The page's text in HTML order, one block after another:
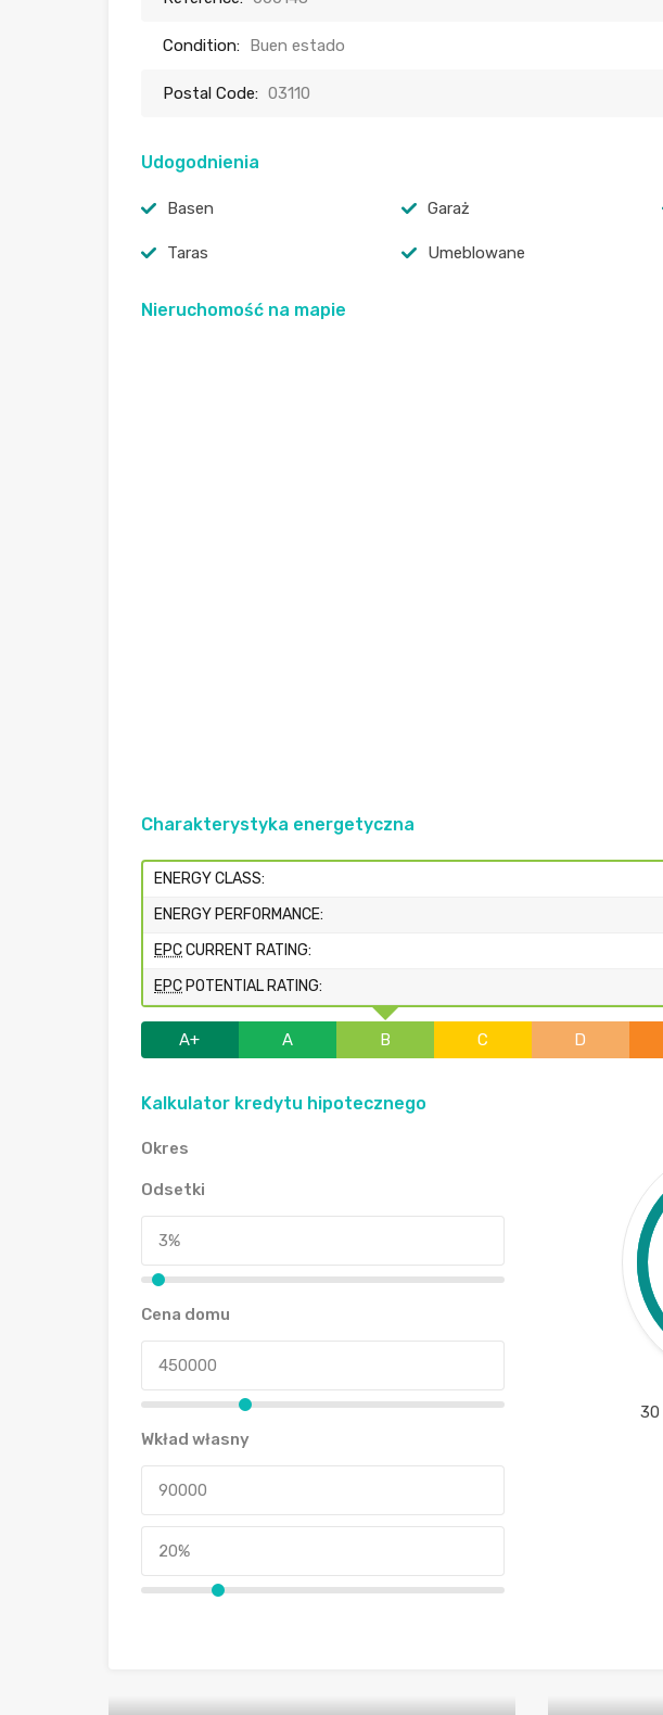
Condition: Buen estado
Postal Code: 03110
Udogodnienia
Basen Garaż
Taras Umeblowane
Nieruchomość na mapie
Charakterystyka energetyczna
ENERGY CLASS:
ENERGY PERFORMANCE:
EPCCURRENT RATING:
EPC POTENTIAL RATING:
A+ A B C D
Kalkulator kredytu hipotecznego
Okres
Odsetki
Cena domu
Wkład własny
30